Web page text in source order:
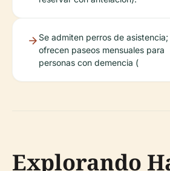
Se admiten perros de asistencia;
ofrecen paseos mensuales para
personas con demencia (
Explorando